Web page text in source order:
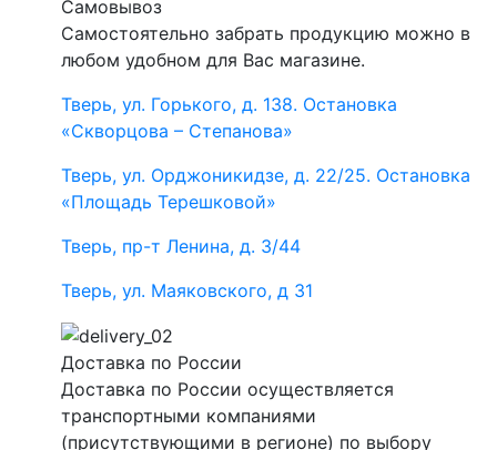
Самовывоз
Самостоятельно забрать продукцию можно в
любом удобном для Вас магазине.
Тверь, ул. Горького, д. 138. Остановка
«Скворцова – Степанова»
Тверь, ул. Орджоникидзе, д. 22/25. Остановка
«Площадь Терешковой»
Тверь, пр-т Ленина, д. 3/44
Тверь, ул. Маяковского, д 31
Доставка по России
Доставка по России осуществляется
транспортными компаниями
(присутствующими в регионе) по выбору